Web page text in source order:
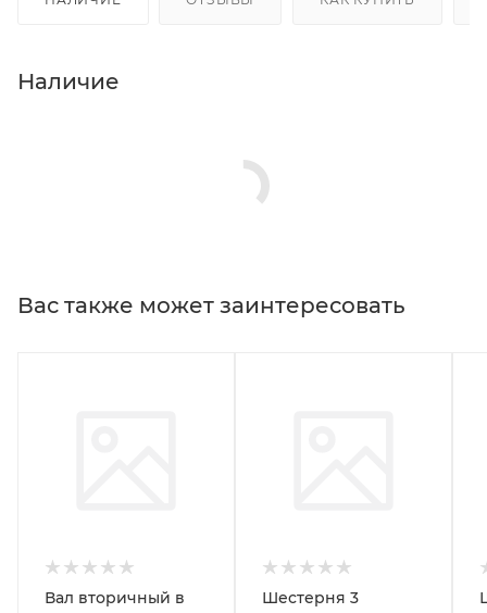
Наличие
Вас также может заинтересовать
Вал вторичный в
Шестерня 3